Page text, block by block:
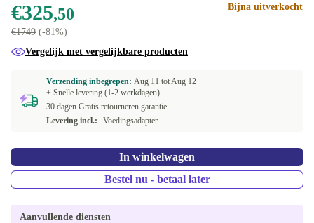
US (QWERTY)
NL (QWERTY)
FI (QWERTY)
€325,50
€1749 (-81%)
Bijna uitverkocht
Vergelijk met vergelijkbare producten
Verzending inbegrepen: Aug 11 totAug 12
+ Snelle levering (1-2 werkdagen)
30 dagen Gratis retourneren garantie
Levering incl.:
Voedingsadapter
In winkelwagen
Bestel nu - betaal later
Aanvullende diensten